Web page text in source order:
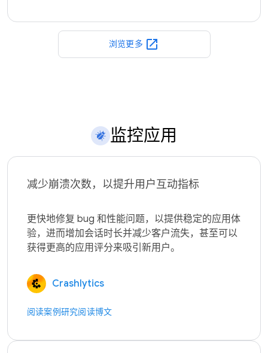
浏览更多 open_in_new
监控应用
减少崩溃次数，以提升用户互动指标
更快地修复 bug 和性能问题，以提供稳定的应用体
验，进而增加会话时长并减少客户流失，甚至可以
Crashlytics
阅读案例研究阅读博文